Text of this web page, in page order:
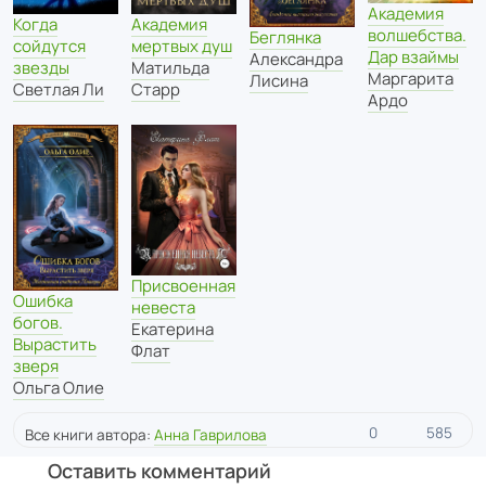
Когда
сойдутся
звезды
Светлая Ли
Академия
мертвых душ
Матильда
Старр
Беглянка
Александра
Лисина
Академия
волшебства.
Дар взаймы
Маргарита
Ардо
Ошибка
богов.
Вырастить
зверя
Ольга Олие
Присвоенная
невеста
Екатерина
Флат
Все книги автора: Анна Гаврилова 0 585
Оставить комментарий